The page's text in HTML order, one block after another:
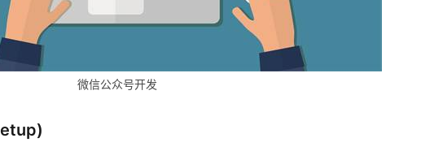
微信公众号开发